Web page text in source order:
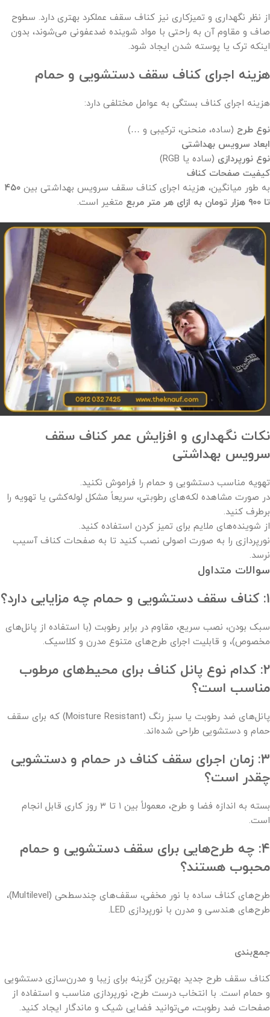
از نظر نگهداری و تمیزکاری نیز کناف سقف عملکرد بهتری دارد. سطوح
صاف و مقاوم آن به راحتی با مواد شوینده ضدعفونی می‌شوند، بدون
اینکه ترک یا پوسته شدن ایجاد شود.
هزینه اجرای کناف سقف دستشویی و حمام
هزینه اجرای کناف بستگی به عوامل مختلفی دارد:
نوع طرح (ساده، منحنی، ترکیبی و …)
ابعاد سرویس بهداشتی
نوع نورپردازی (ساده یا RGB)
کیفیت صفحات کناف
به طور میانگین، هزینه اجرای کناف سقف سرویس بهداشتی بین ۴۵۰
تا ۹۰۰ هزار تومان به ازای هر متر مربع متغیر است.
نکات نگهداری و افزایش عمر کناف سقف
سرویس بهداشتی
تهویه مناسب دستشویی و حمام را فراموش نکنید.
در صورت مشاهده لکه‌های رطوبتی، سریعاً مشکل لوله‌کشی یا تهویه را
برطرف کنید.
از شوینده‌های ملایم برای تمیز کردن استفاده کنید.
نورپردازی را به صورت اصولی نصب کنید تا به صفحات کناف آسیب
نرسد.
سوالات متداول
۱: کناف سقف دستشویی و حمام چه مزایایی دارد؟
سبک بودن، نصب سریع، مقاوم در برابر رطوبت (با استفاده از پانل‌های
مخصوص)، و قابلیت اجرای طرح‌های متنوع مدرن و کلاسیک.
۲: کدام نوع پانل کناف برای محیط‌های مرطوب
مناسب است؟
پانل‌های ضد رطوبت یا سبز رنگ (Moisture Resistant) که برای سقف
حمام و دستشویی طراحی شده‌اند.
۳: زمان اجرای سقف کناف در حمام و دستشویی
چقدر است؟
بسته به اندازه فضا و طرح، معمولاً بین ۱ تا ۳ روز کاری قابل انجام
است.
۴: چه طرح‌هایی برای سقف دستشویی و حمام
محبوب هستند؟
طرح‌های کناف ساده با نور مخفی، سقف‌های چندسطحی (Multilevel)،
طرح‌های هندسی و مدرن با نورپردازی LED.
جمع‌بندی
کناف سقف طرح جدید بهترین گزینه برای زیبا و مدرن‌سازی دستشویی
و حمام است. با انتخاب درست طرح، نورپردازی مناسب و استفاده از
صفحات ضد رطوبت، می‌توانید فضایی شیک و ماندگار ایجاد کنید.